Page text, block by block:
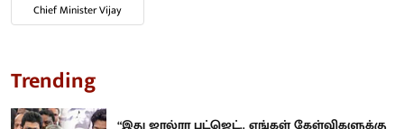
Chief Minister Vijay
Trending